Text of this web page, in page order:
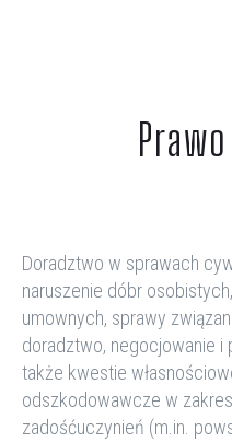
Doradztwo w sprawach
naruszenie dóbr osobistych,
umownych, sprawy
doradztwo, negocjowanie i
także kwestie
odszkodowawcze w
zadośćuczynień (m.in.